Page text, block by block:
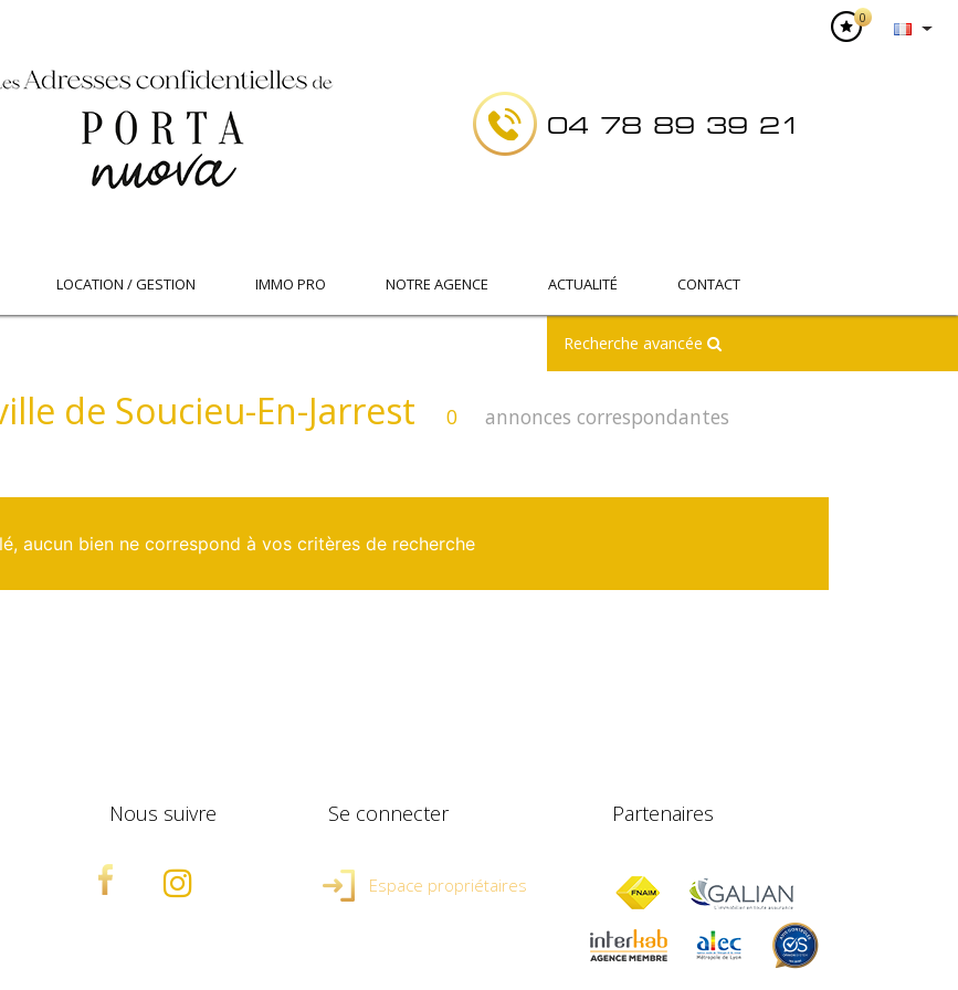
0
04 78 89 39 21
LOCATION / GESTION IMMO PRO NOTRE AGENCE ACTUALITÉ CONTACT
Recherche avancée
de Soucieu-En-Jarrest 0 annonces correspondantes
aucun bien ne correspond à vos critères de recherche
nous suivre se connecter
Espace propriétaires
partenaires